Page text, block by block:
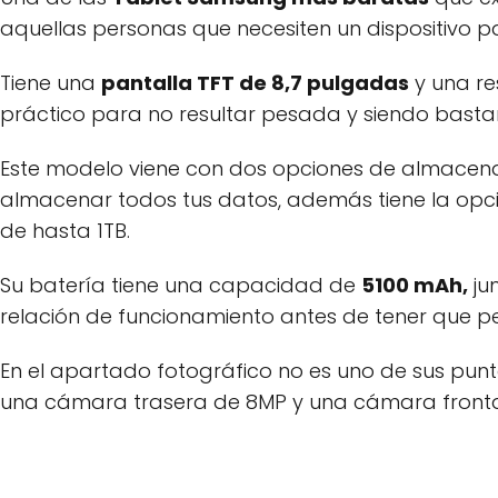
aquellas personas que necesiten un dispositivo
Tiene una pantalla TFT de 8,7 pulgadas y una
práctico para no resultar pesada y siendo
Este modelo viene con dos opciones de
almacenar todos tus datos, además tiene la
de hasta 1TB.
Su batería tiene una capacidad de 5100 mAh,
relación de funcionamiento antes de tener que
En el apartado fotográfico no es uno de sus
una cámara trasera de 8MP y una cámara